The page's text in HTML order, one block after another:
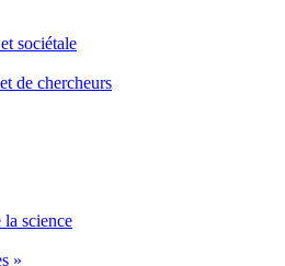
sociétale
de chercheurs
la science
»